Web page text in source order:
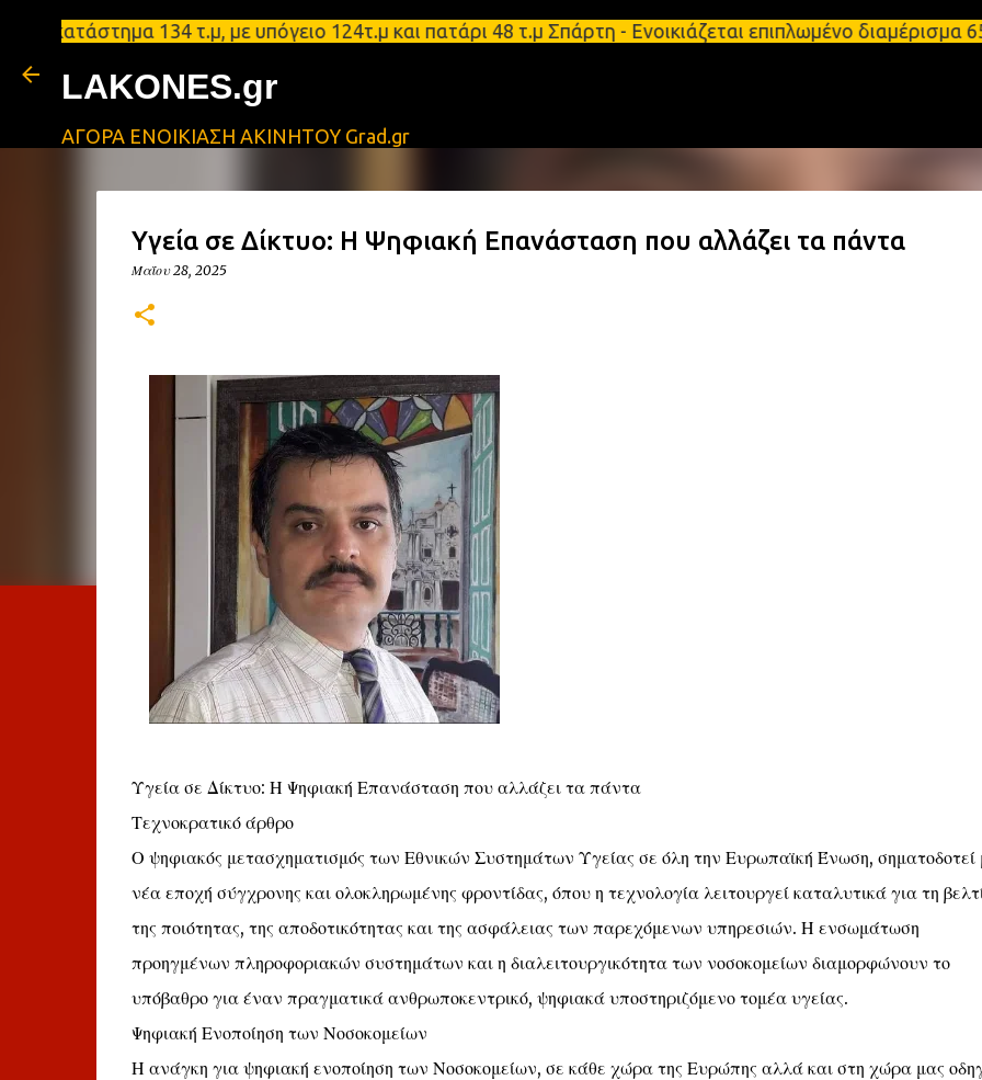
Μετάβαση στο κύριο περιεχόμενο
134 τ.μ, με υπόγειο 124τ.μ και πατάρι 48 τ.μ Σπάρτη - Ενοικιάζεται επιπλωμένο
LAKONES.gr
ΑΓΟΡΑ ΕΝΟΙΚΙΑΣΗ ΑΚΙΝΗΤΟΥ Grad.gr
Υγεία σε Δίκτυο: Η Ψηφιακή Επανάσταση που αλλάζει τα πάντα
Μαΐου 28, 2025
Υγεία σε Δίκτυο: Η Ψηφιακή Επανάσταση που αλλάζει τα πάντα
Τεχνοκρατικό άρθρο
Ο ψηφιακός μετασχηματισμός των Εθνικών Συστημάτων Υγείας σε όλη την Ευρωπαϊκή Ένωση, σηματοδοτεί
νέα εποχή σύγχρονης και ολοκληρωμένης φροντίδας, όπου η τεχνολογία λειτουργεί καταλυτικά για τη
της ποιότητας, της αποδοτικότητας και της ασφάλειας των παρεχόμενων υπηρεσιών. Η ενσωμάτωση
προηγμένων πληροφοριακών συστημάτων και η διαλειτουργικότητα των νοσοκομείων διαμορφώνουν το
υπόβαθρο για έναν πραγματικά ανθρωποκεντρικό, ψηφιακά υποστηριζόμενο τομέα υγείας.
Ψηφιακή Ενοποίηση των Νοσοκομείων
Η ανάγκη για ψηφιακή ενοποίηση των Νοσοκομείων, σε κάθε χώρα της Ευρώπης αλλά και στη χώρα μας